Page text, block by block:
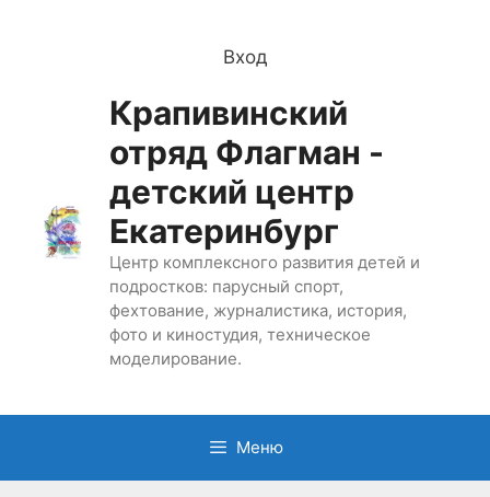
Вход
Крапивинский
отряд Флагман -
детский центр
Екатеринбург
Центр комплексного развития детей и
подростков: парусный спорт,
фехтование, журналистика, история,
фото и киностудия, техническое
моделирование.
Меню